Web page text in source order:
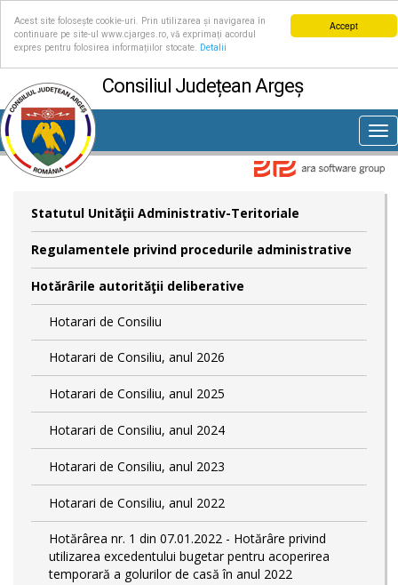
Accept
Acest site folosește cookie-uri. Prin utilizarea și navigarea în
continuare pe site-ul www.cjarges.ro, vă exprimați acordul
expres pentru folosirea informațiilor stocate.
Detalii
Consiliul Județean Argeș
Statutul Unităţii Administrativ-Teritoriale
Regulamentele privind procedurile administrative
Hotărârile autorităţii deliberative
Hotarari de Consiliu
Hotarari de Consiliu, anul 2026
Hotarari de Consiliu, anul 2025
Hotarari de Consiliu, anul 2024
Hotarari de Consiliu, anul 2023
Hotarari de Consiliu, anul 2022
Hotărârea nr. 1 din 07.01.2022 - Hotărâre privind
utilizarea excedentului bugetar pentru acoperirea
temporară a golurilor de casă în anul 2022